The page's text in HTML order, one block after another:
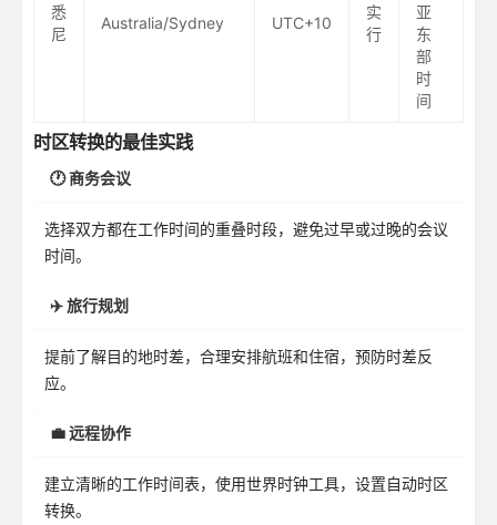
悉
尼
Australia/Sydney UTC+10
实
行
亚
东
部
时
间
时区转换的最佳实践
🕐 商务会议
选择双方都在工作时间的重叠时段，避免过早或过晚的会议
时间。
✈️ 旅行规划
提前了解目的地时差，合理安排航班和住宿，预防时差反
应。
💼 远程协作
建立清晰的工作时间表，使用世界时钟工具，设置自动时区
转换。